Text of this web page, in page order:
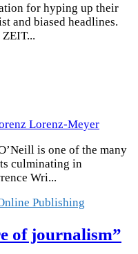
for hyping up their
and biased headlines.
Lorenz-Meyer
is one of the many
culminating in
Wri...
Publishing
of journalism”